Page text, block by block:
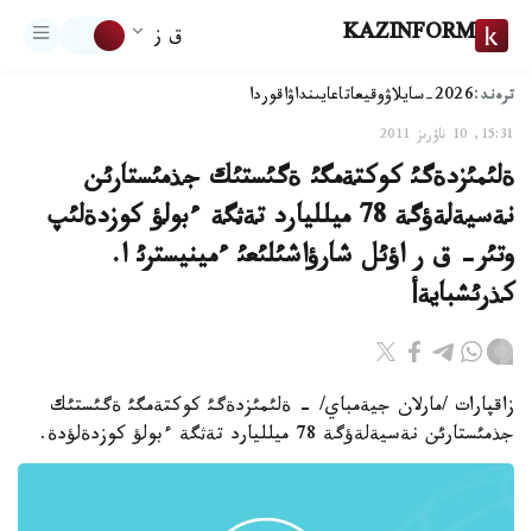
KAZINFORM ق ز
ترەند:2026-سايلاۋ وقيعاتاعايىنداۋاقوردا
15:31, 10 ناۋرىز 2011
ةلئمئزدةگئ كوكتةمگئ ةگئستئك جذمئستارئن
نةسيةلةؤگة 78 ميلليارد تةثگة ءبولؤ كوزدةلئپ
وتئر- ق ر اؤئل شارؤاشئلئعئ ءمينيسترئ ا.
كذرئشبايةأ
زاقپارات /مارلان جيةمباي/ - ةلئمئزدةگئ كوكتةمگئ ةگئستئك
جذمئستارئن نةسيةلةؤگة 78 ميلليارد تةثگة ءبولؤ كوزدةلؤدة.